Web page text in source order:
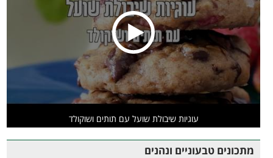
עוגיות שיבולת שועל עם תותים ושוקולד
מתכונים טבעוניים ונהנים